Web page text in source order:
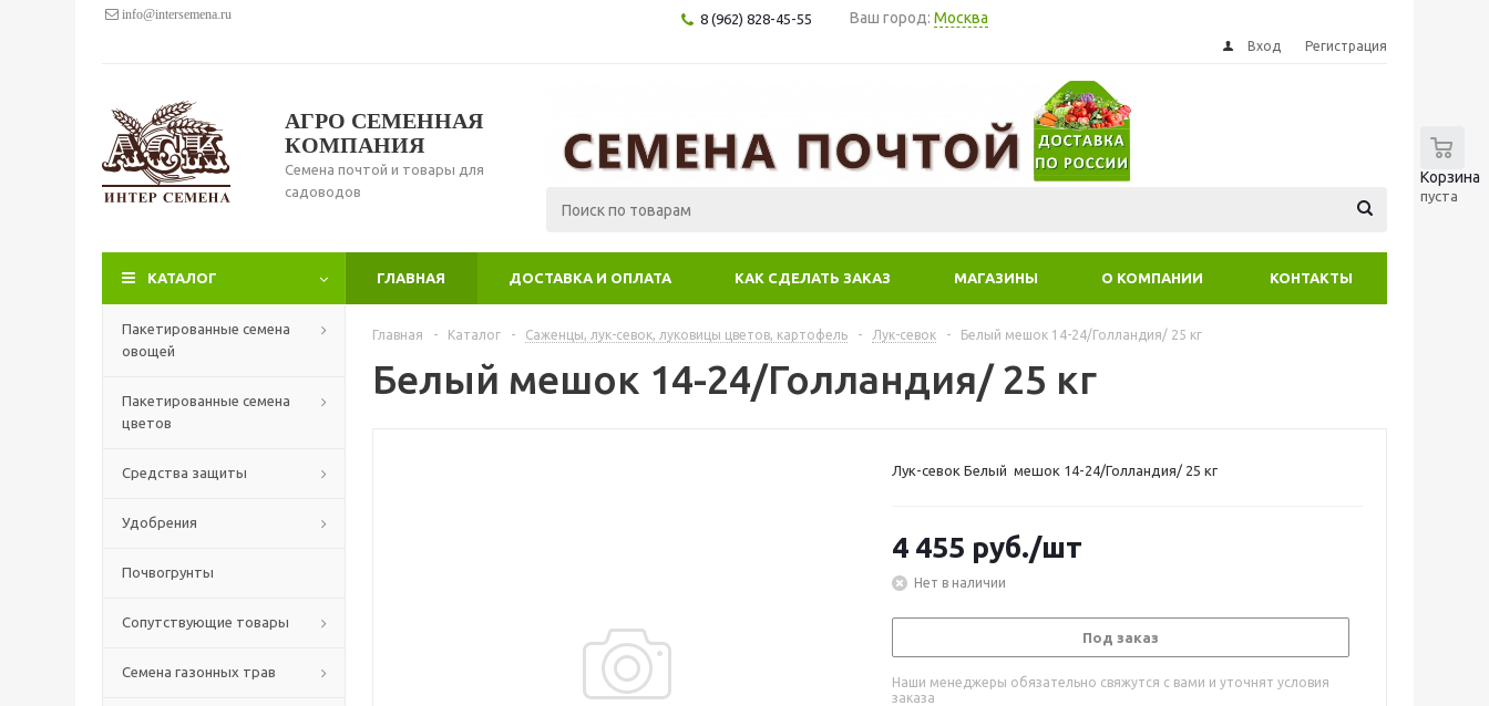
info@intersemena.ru 8 (962) 828-45-55 Ваш город: Москва
Вход Регистрация
АГРО СЕМЕННАЯ
КОМПАНИЯ
Семена почтой и товары для
садоводов
Корзина
пуста
КАТАЛОГ ГЛАВНАЯ ДОСТАВКА И ОПЛАТА КАК СДЕЛАТЬ ЗАКАЗ МАГАЗИНЫ О КОМПАНИИ КОНТАКТЫ
Пакетированные семена
овощей
Пакетированные семена
цветов
Средства защиты
Удобрения
Почвогрунты
Сопутствующие товары
Семена газонных трав
Главная - Каталог - Саженцы, лук-севок, луковицы цветов, картофель - Лук-севок - Белый мешок 14-24/Голландия/ 25 кг
Белый мешок 14-24/Голландия/ 25 кг
Лук-севок Белый мешок 14-24/Голландия/ 25 кг
4 455 руб./шт
Нет в наличии
Под заказ
Наши менеджеры обязательно свяжутся с вами и уточнят условия
заказа